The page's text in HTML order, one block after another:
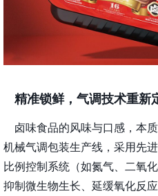
精准锁鲜，气调技术重新
卤味食品的风味与口感，本
机械气调包装生产线，采用先
比例控制系统（如氮气、二氧
抑制微生物生长、延缓氧化反